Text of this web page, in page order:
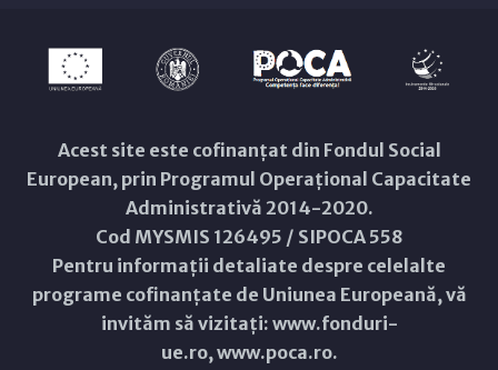
Acest site este cofinanțat din Fondul Social
European, prin Programul Operațional Capacitate
Administrativă 2014-2020.
Cod MYSMIS 126495 / SIPOCA 558
Pentru informații detaliate despre celelalte
programe cofinanțate de Uniunea Europeană, vă
invităm să vizitați: www.fonduri-
ue.ro,www.poca.ro.